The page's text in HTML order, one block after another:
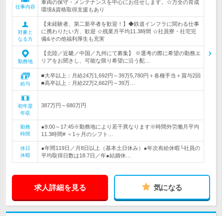
仕事内容
車両の保守・メンテナンスを中心にお任せします。☆万全の育成
環境&資格取得支援もあり
対象と
なる方
【未経験者、第二新卒者を歓迎！】◆鉄道インフラに関わる仕事
に携わりたい方、歓迎 ☆残業月平均11.3時間 ☆社員寮・社宅完
備&その他福利厚生も充実
勤務地
【北陸／近畿／中国／九州にて募集】 ※選考の際に希望の勤務エ
リアをお聞きし、可能な限り希望に沿う配…
給与
■大卒以上：月給24万1,692円～39万5,780円＋各種手当＋賞与2回
■高卒以上：月給22万2,662円～39万…
初年度
年収
387万円～680万円
勤務
時間
●9:00～17:45※勤務地により若干異なります※時間外労働月平均
11.3時間# ＜1ヶ月のシフト…
休日
休暇
●年間119日／月8日以上（基本土日休み）●年次有給休暇└社員の
平均取得日数は18.7日／年●結婚休…
求人詳細を見る 気になる